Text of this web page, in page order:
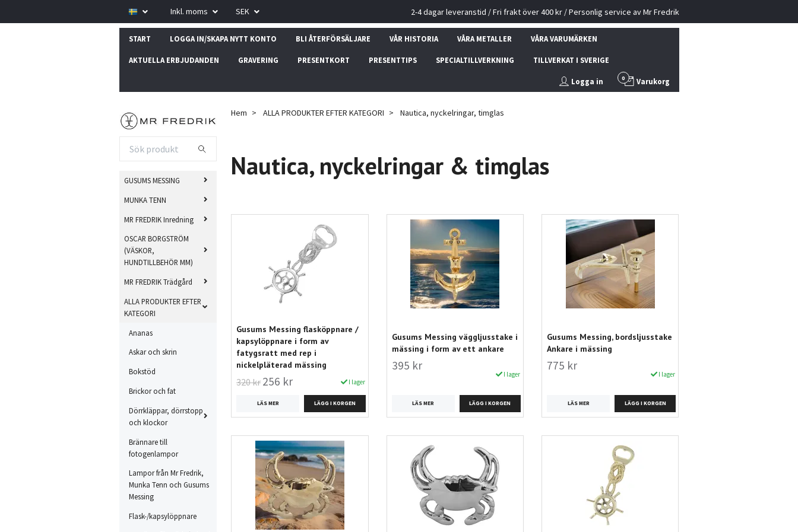
Inkl. moms SEK 2-4 dagar leveranstid / Fri frakt över 400 kr / Personlig service av Mr Fredrik
START LOGGA IN/SKAPA NYTT KONTO BLI ÅTERFÖRSÄLJARE VÅR HISTORIA VÅRA METALLER VÅRA VARUMÄRKEN
AKTUELLA ERBJUDANDEN GRAVERING PRESENTKORT PRESENTTIPS SPECIALTILLVERKNING TILLVERKAT I SVERIGE
Logga in 0 Varukorg
GUSUMS MESSING
MUNKA TENN
MR FREDRIK Inredning
OSCAR BORGSTRÖM
(VÄSKOR,
HUNDTILLBEHÖR MM)
MR FREDRIK Trädgård
ALLA PRODUKTER EFTER
KATEGORI
Ananas
Askar och skrin
Bokstöd
Brickor och fat
Dörrkläppar, dörrstopp
och klockor
Brännare till
fotogenlampor
Lampor från Mr Fredrik,
Munka Tenn och Gusums
Messing
Flask-/kapsylöppnare
Hem ALLA PRODUKTER EFTER KATEGORI Nautica, nyckelringar, timglas
Nautica, nyckelringar & timglas
Gusums Messing flasköppnare /
kapsylöppnare i form av
fatygsratt med rep i
nickelpläterad mässing
320 kr 256 kr I lager
LÄS MER
Gusums Messing väggljusstake i
mässing i form av ett ankare
395 kr
I lager
LÄS MER
Gusums Messing, bordsljusstake
Ankare i mässing
775 kr
I lager
LÄS MER